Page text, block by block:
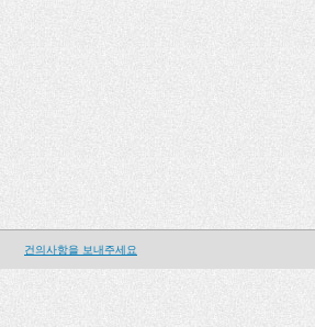
건의사항을 보내주세요